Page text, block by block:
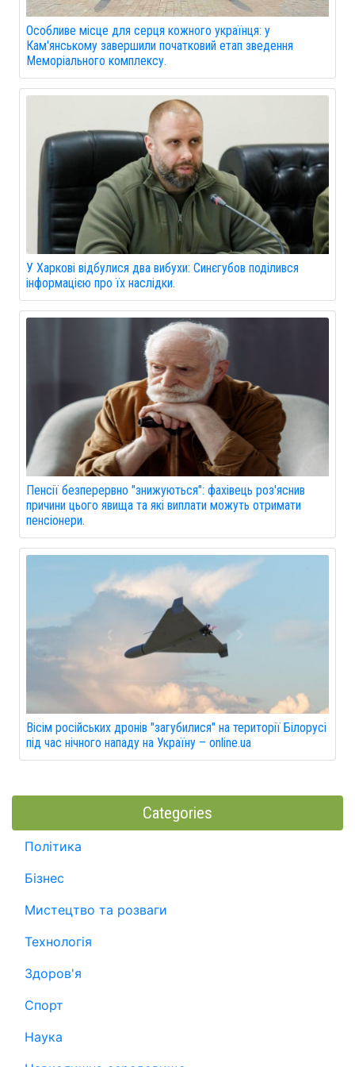
Особливе місце для серця кожного українця: у
Кам'янському завершили початковий етап зведення
Меморіального комплексу.
У Харкові відбулися два вибухи: Синєгубов поділився
інформацією про їх наслідки.
Пенсії безперервно "знижуються": фахівець роз'яснив
причини цього явища та які виплати можуть отримати
пенсіонери.
Вісім російських дронів "загубилися" на території Білорусі
під час нічного нападу на Україну – online.ua
Categories
Політика
Бізнес
Мистецтво та розваги
Технологія
Здоров'я
Спорт
Наука